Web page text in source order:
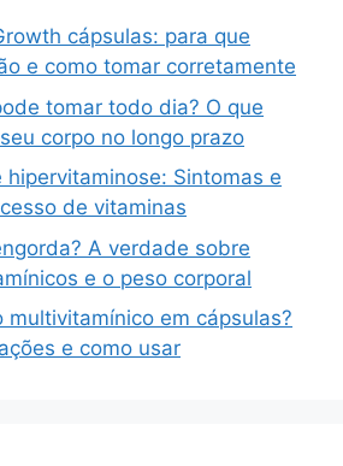
cápsulas: para que
e como tomar corretamente
tomar todo dia? O que
corpo no longo prazo
Sintomas e
de vitaminas
A verdade sobre
e o peso corporal
multivitamínico em cápsulas?
e como usar